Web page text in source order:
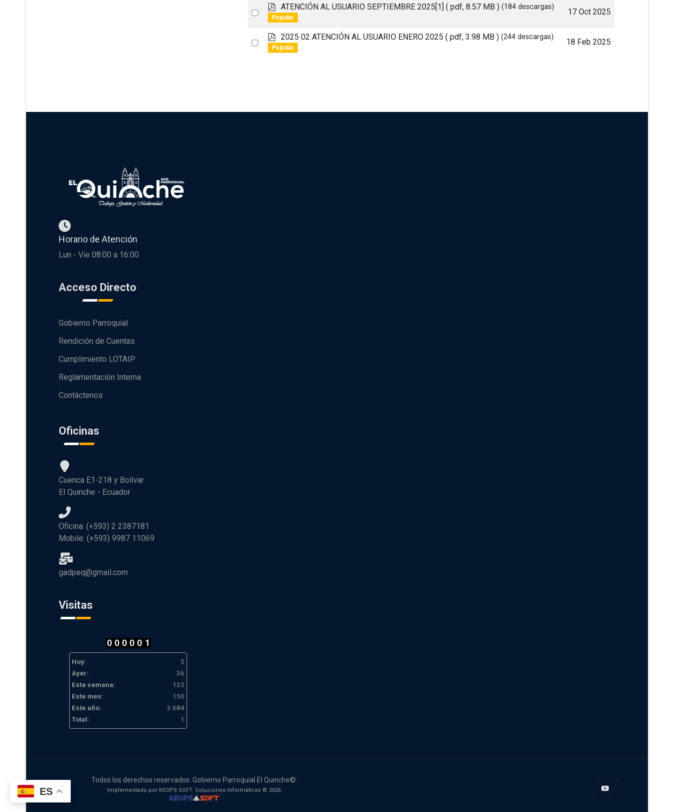
Select
an
item
p
d
f
ATENCIÓN AL USUARIO SEPTIEMBRE 2025[1] ( pdf, 8.57 MB ) (184 descargas)
Popular
17 Oct 2025
Select
p
d
f
2025 02 ATENCIÓN AL USUARIO ENERO 2025 ( pdf, 3.98 MB ) (244 descargas)
Popular
18 Feb 2025
Horario de Atención
Lun - Vie 08:00 a 16:00
Acceso Directo
Gobierno Parroquial
Rendición de Cuentas
Cumplimiento LOTAIP
Reglamentación Interna
Contáctenos
Oficinas
Cuenca E1-218 y Bolívar
El Quinche - Ecuador
Oficina: (+593) 2 2387181
Mobile: (+593) 9987 11069
gadpeq@gmail.com
Visitas
Hoy:
5
Ayer:
36
Esta semana:
135
Este mes:
150
Este año:
3.684
Total:
1
Todos los derechos reservados. Gobierno Parroquial El Quinche©.
Implementado por KEOPS SOFT. Soluciones Informáticas © 2026
ES